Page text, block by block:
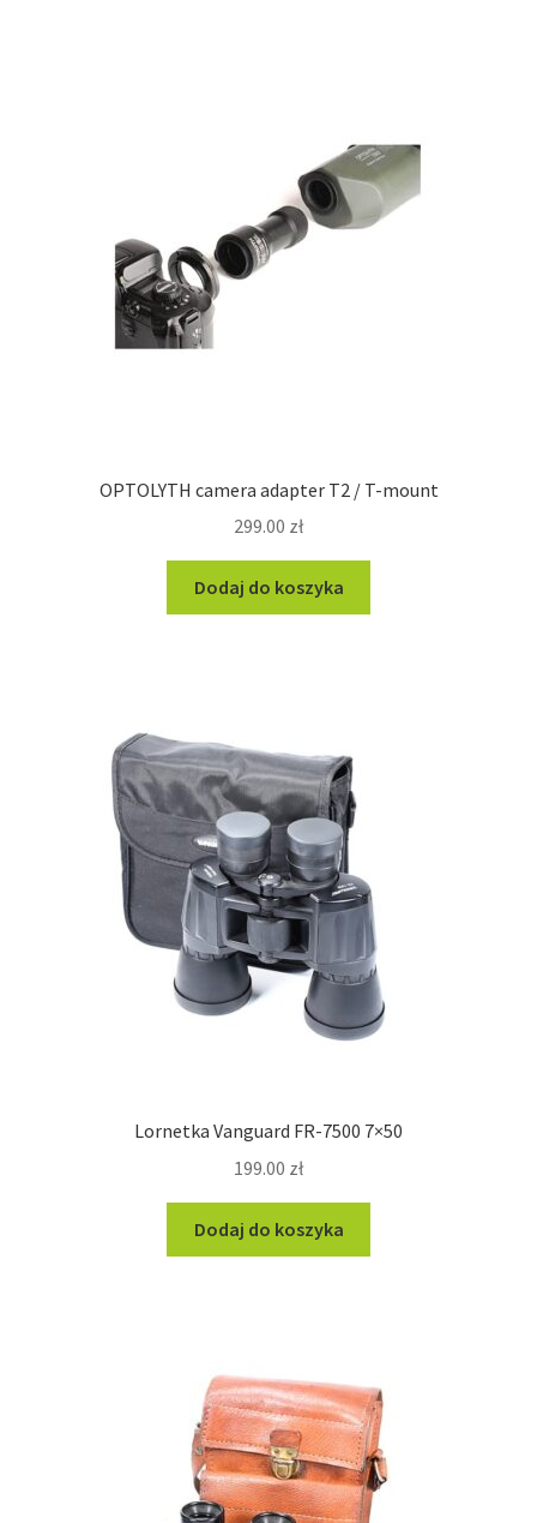
OPTOLYTH camera adapter T2 / T-mount
299.00 zł
Dodaj do koszyka
Lornetka Vanguard FR-7500 7×50
199.00 zł
Dodaj do koszyka